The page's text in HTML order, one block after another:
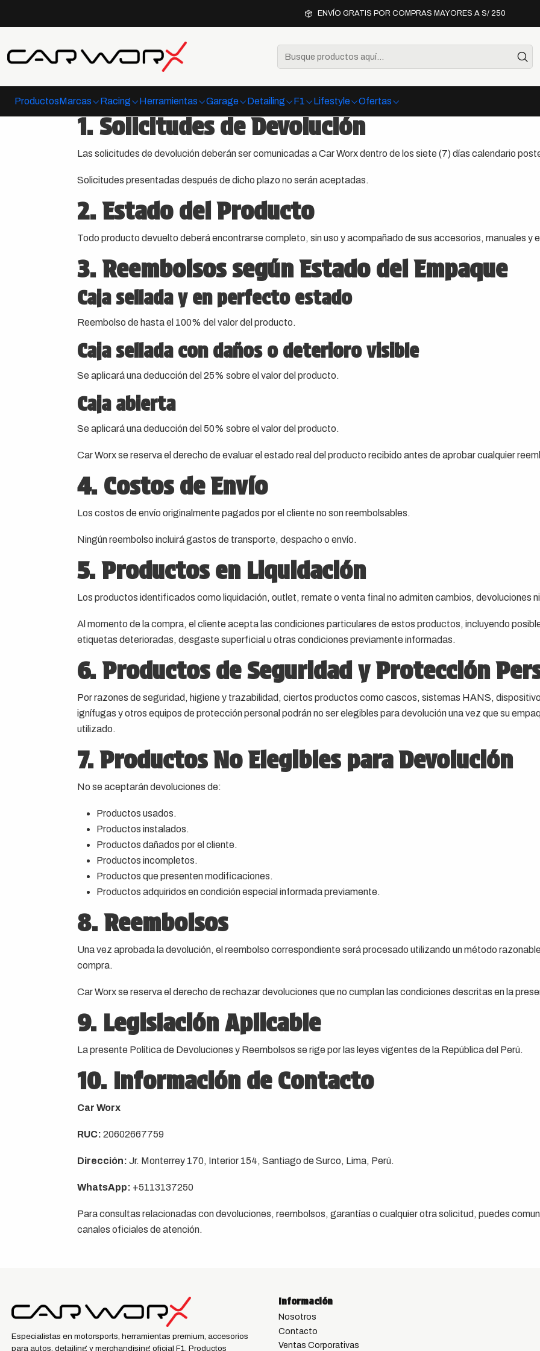
ProductosMarcas Racing Herramientas Garage Detailing F1 Lifestyle Ofertas
ENVÍO GRATIS POR COMPRAS MAYORES A S/ 250
Inicio Política de Devoluciones
Política de Devoluciones
1. Solicitudes de Devolución
Las solicitudes de devolución deberán ser comunicadas a Car Worx dentro de los siete (7) días calendario
Solicitudes presentadas después de dicho plazo no serán aceptadas.
2. Estado del Producto
Todo producto devuelto deberá encontrarse completo, sin uso y acompañado de sus accesorios, manuales y
3. Reembolsos según Estado del Empaque
Caja sellada y en perfecto estado
Reembolso de hasta el 100% del valor del producto.
Caja sellada con daños o deterioro visible
Se aplicará una deducción del 25% sobre el valor del producto.
Caja abierta
Se aplicará una deducción del 50% sobre el valor del producto.
Car Worx se reserva el derecho de evaluar el estado real del producto recibido antes de aprobar cualquier
4. Costos de Envío
Los costos de envío originalmente pagados por el cliente no son reembolsables.
Ningún reembolso incluirá gastos de transporte, despacho o envío.
5. Productos en Liquidación
Los productos identificados como liquidación, outlet, remate o venta final no admiten cambios, devoluciones
Al momento de la compra, el cliente acepta las condiciones particulares de estos productos, incluyendo
etiquetas deterioradas, desgaste superficial u otras condiciones previamente informadas.
6. Productos de Seguridad y Protección
Por razones de seguridad, higiene y trazabilidad, ciertos productos como cascos, sistemas HANS,
ignífugas y otros equipos de protección personal podrán no ser elegibles para devolución una vez que su
utilizado.
7. Productos No Elegibles para Devolución
No se aceptarán devoluciones de:
Productos usados.
Productos instalados.
Productos dañados por el cliente.
Productos incompletos.
Productos que presenten modificaciones.
Productos adquiridos en condición especial informada previamente.
8. Reembolsos
Una vez aprobada la devolución, el reembolso correspondiente será procesado utilizando un método
compra.
Car Worx se reserva el derecho de rechazar devoluciones que no cumplan las condiciones descritas en la
9. Legislación Aplicable
La presente Política de Devoluciones y Reembolsos se rige por las leyes vigentes de la República del Perú.
10. Información de Contacto
Car Worx
RUC: 20602667759
Dirección: Jr. Monterrey 170, Interior 154, Santiago de Surco, Lima, Perú.
WhatsApp: +5113137250
Para consultas relacionadas con devoluciones, reembolsos, garantías o cualquier otra solicitud, puedes
canales oficiales de atención.
Especialistas en motorsports, herramientas premium, accesorios
para autos, detailing y merchandising oficial F1. Productos
Información
Nosotros
Contacto
Ventas Corporativas